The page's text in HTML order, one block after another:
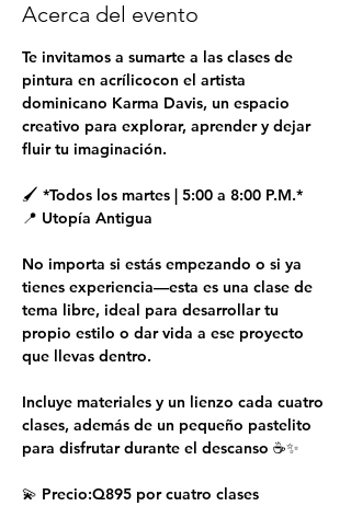
Acerca del evento
Te invitamos a sumarte a las clases de
pintura en acrílicocon el artista
dominicano Karma Davis, un espacio
creativo para explorar, aprender y dejar
fluir tu imaginación.
🖌 *Todos los martes | 5:00 a 8:00 P.M.*
📍 Utopía Antigua
No importa si estás empezando o si ya
tienes experiencia—esta es una clase de
tema libre, ideal para desarrollar tu
propio estilo o dar vida a ese proyecto
que llevas dentro.
Incluye materiales y un lienzo cada cuatro
clases, además de un pequeño pastelito
para disfrutar durante el descanso ☕✨
💫 Precio:Q895 por cuatro clases